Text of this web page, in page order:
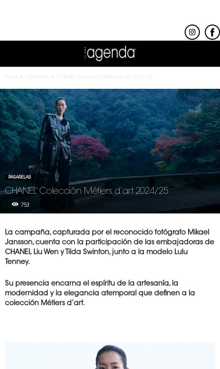
Pasarelas CHANEL Colección Métiers d’art 2024/25
PASARELAS
CHANEL Colección Métiers d’art 2024/25
753
La campaña, capturada por el reconocido fotógrafo Mikael
Jansson, cuenta con la participación de las embajadoras de
CHANEL Liu Wen y Tilda Swinton, junto a la modelo Lulu
Tenney.
Su presencia encarna el espíritu de la artesanía, la
modernidad y la elegancia atemporal que definen a la
colección Métiers d’art.